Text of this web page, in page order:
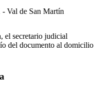
- Val de San Martín
el secretario judicial
del documento al domicilio